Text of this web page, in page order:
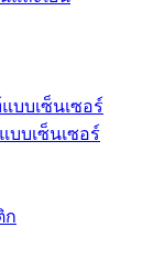
บบเซ็นเซอร์
บบเซ็นเซอร์
ก